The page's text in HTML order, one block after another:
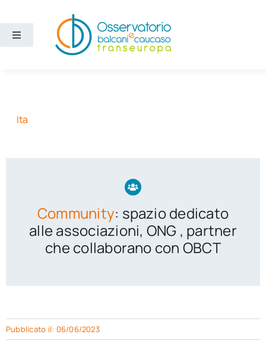
contenuto
Toggle
Chi siamo
Ita
Community: spazio dedicato
alle associazioni, ONG , partner
che collaborano con OBCT
Pubblicato il: 06/06/2023